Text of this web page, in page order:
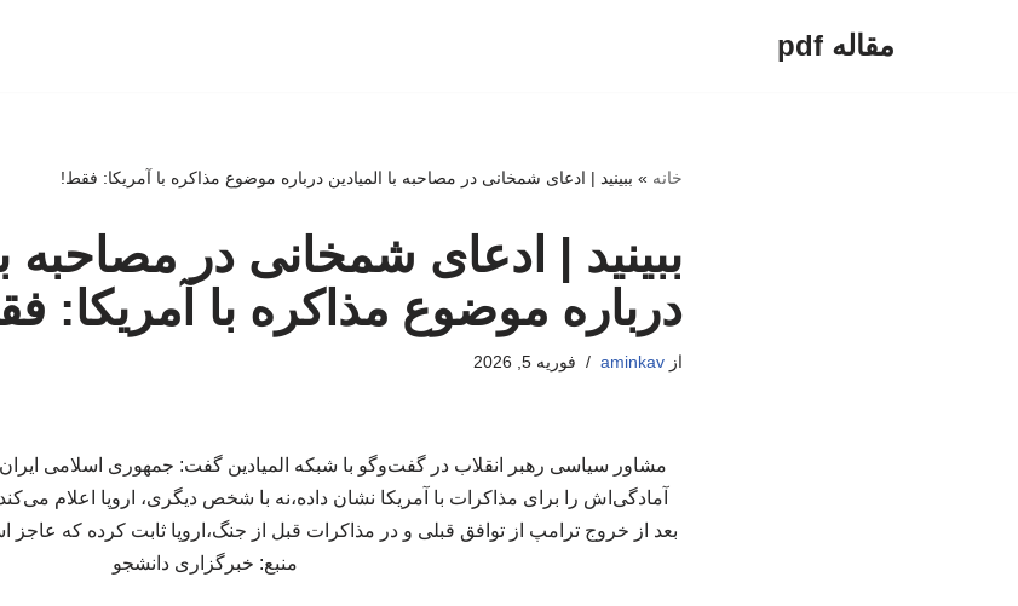
مقاله pdf
خانه » ببینید | ادعای شمخانی در مصاحبه با المیادین درباره موضوع مذاکره با آمریکا: فقط!
ببینید | ادعای شمخانی در مصاحبه
درباره موضوع مذاکره با آمریکا:
ازaminkav فوریه 5, 2026
مشاور سیاسی رهبر انقلاب در گفت‌وگو با شبکه المیادین گفت: جمهوری اسلامی ایران
آمادگی‌اش را برای مذاکرات با آمریکا نشان داده،نه با شخص دیگری، اروپا اعلام می‌کند
بعد از خروج ترامپ از توافق قبلی و در مذاکرات قبل از جنگ،اروپا ثابت کرده که
منبع: خبرگزاری دانشجو